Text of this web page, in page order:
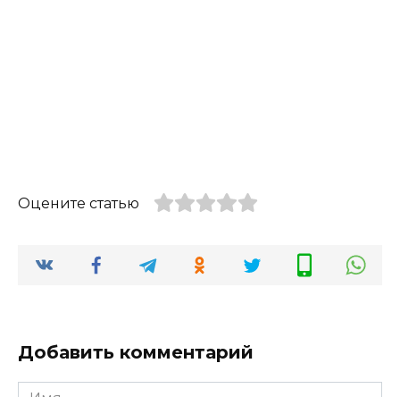
Оцените статью
Добавить комментарий
Имя